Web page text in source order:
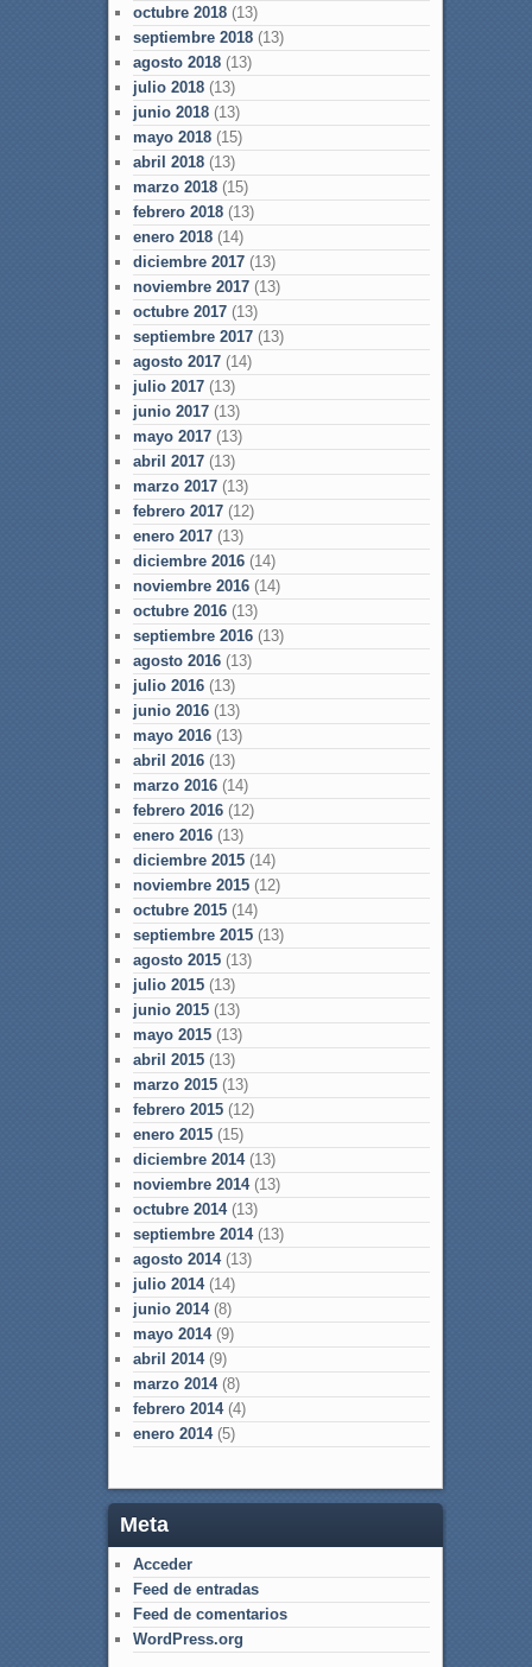
octubre 2018(13)
septiembre 2018(13)
agosto 2018(13)
julio 2018(13)
junio 2018(13)
mayo 2018(15)
abril 2018(13)
marzo 2018(15)
febrero 2018(13)
enero 2018(14)
diciembre 2017(13)
noviembre 2017(13)
octubre 2017(13)
septiembre 2017(13)
agosto 2017(14)
julio 2017(13)
junio 2017(13)
mayo 2017(13)
abril 2017(13)
marzo 2017(13)
febrero 2017(12)
enero 2017(13)
diciembre 2016(14)
noviembre 2016(14)
octubre 2016(13)
septiembre 2016(13)
agosto 2016(13)
julio 2016(13)
junio 2016(13)
mayo 2016(13)
abril 2016(13)
marzo 2016(14)
febrero 2016(12)
enero 2016(13)
diciembre 2015(14)
noviembre 2015(12)
octubre 2015(14)
septiembre 2015(13)
agosto 2015(13)
julio 2015(13)
junio 2015(13)
mayo 2015(13)
abril 2015(13)
marzo 2015(13)
febrero 2015(12)
enero 2015(15)
diciembre 2014(13)
noviembre 2014(13)
octubre 2014(13)
septiembre 2014(13)
agosto 2014(13)
julio 2014(14)
junio 2014(8)
mayo 2014(9)
abril 2014(9)
marzo 2014(8)
febrero 2014(4)
enero 2014(5)
Meta
Acceder
Feed de entradas
Feed de comentarios
WordPress.org